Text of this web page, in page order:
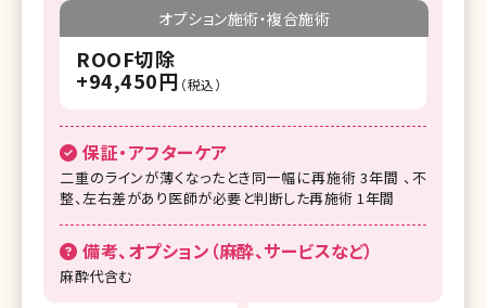
オプション施術・複合施術
ROOF切除
+94,450円 （税込）
保証・アフターケア
二重のラインが薄くなったとき同一幅に再施術 3年間 、不
整、左右差があり医師が必要と判断した再施術 1年間
備考、オプション（麻酔、サービスなど）
麻酔代含む